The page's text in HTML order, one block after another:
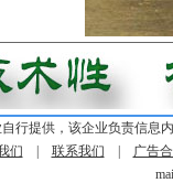
行提供，该企业负责信息
们
联系我们
广告